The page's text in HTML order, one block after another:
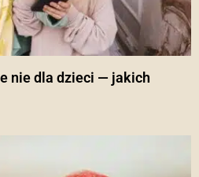
nie dla dzieci — jakich